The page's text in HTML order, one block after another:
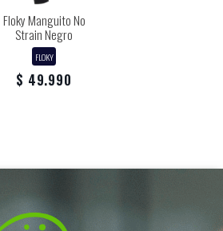
Floky Manguito No
Strain Negro
FLOKY
$ 49.990